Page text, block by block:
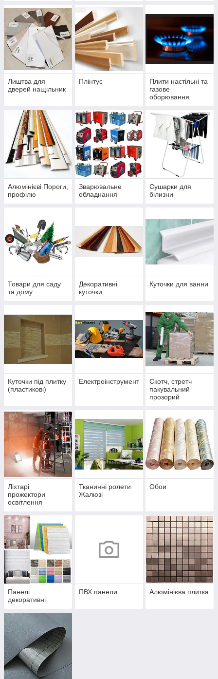
Лиштва для
дверей нащільник
Плінтус
Плити настільні та
газове
оборювання
Алюмінієві Пороги,
профілю
Зварювальне
обладнання
Сушарки для
білизни
Товари для саду
та дому
Декоративні
куточки
Куточки для ванни
Куточки під плитку
(пластикові)
Електроінструмент
Скотч, стретч
пакувальний
прозорий
Ліхтарі
прожектори
освітлення
Тканинні ролети
Жалюзі
Обои
Панелі
декоративні
ПВХ панели Алюмінієва плитка